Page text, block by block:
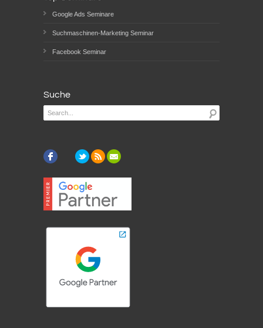
Google Ads Seminare
Suchmaschinen-Marketing Seminar
Facebook Seminar
Suche